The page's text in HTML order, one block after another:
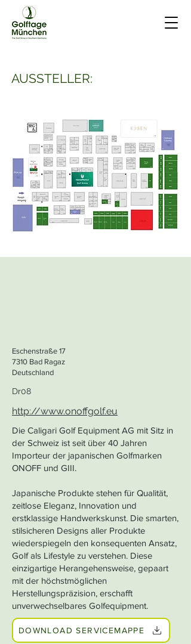
AUSSTELLER:
Eschenstraße 17
7310 Bad Ragaz
Deutschland
Dr08
http://www.onoffgolf.eu
Die Caligari Golf Equipment AG mit Sitz in
der Schweiz ist seit über 40 Jahren
Importeur der japanischen Golfmarken
ONOFF und GIII.
Japanische Produkte stehen für Qualität,
zeitlose Eleganz, Innovation und
erstklassige Handwerkskunst. Die smarten,
stilsicheren Designs aller Produkte
wiederspiegeln den konsequenten Ansatz,
Golf als Lifestyle zu verstehen. Diese
einzigartige Herangehensweise, gepaart
mit der höchstmöglichen
Herstellungspräzision, erschafft
unverwechselbares Golfequipment.
DOWNLOAD SERVICEMAPPE